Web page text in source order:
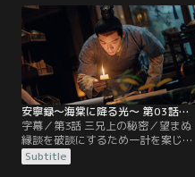
た羅宜寧（ルオ・イーニン）。彼女
は祖母である大奥様の還暦祝いの
日、本邸のある都を訪れある男を追
いかける覆面の男に遭遇する。その
正体は彼女の異母兄に当たる羅慎遠
（ルオ・シェンユエン）。
安寧録～海棠に降る光～ 第03話／字幕
字幕／第3話 三兄上の秘密／望まぬ
縁談を破談にするため一計を案じた
羅宜寧（ルオ・イーニン）。彼女は
羅宜怜（ルオ・イーリエン）と蒋
Subtitle